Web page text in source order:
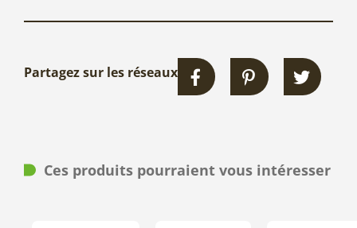
Partagez sur les réseaux
Ces produits pourraient vous intéresser